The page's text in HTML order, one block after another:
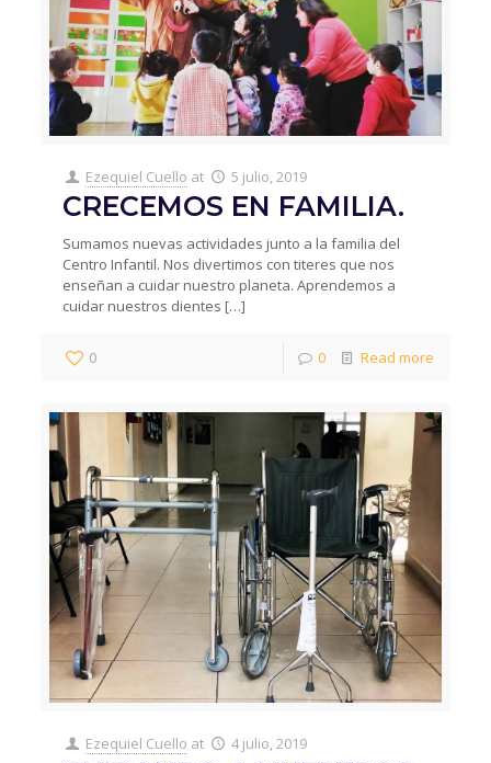
Ezequiel Cuello at 5 julio, 2019
CRECEMOS EN FAMILIA.
Sumamos nuevas actividades junto a la familia del
Centro Infantil. Nos divertimos con titeres que nos
enseñan a cuidar nuestro planeta. Aprendemos a
cuidar nuestros dientes […]
0 0 Read more
Ezequiel Cuello at 4 julio, 2019